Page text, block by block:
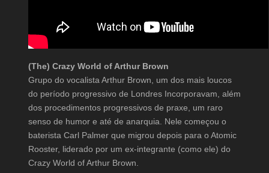
(The) Crazy World of Arthur Brown
Grupo do vocalista Arthur Brown, um dos mais loucos
do período progressivo de Londres Incorporavam, além
dos procedimentos progressivos de praxe, um raro
senso de humor e até de anarquia. Nele começou o
baterista Carl Palmer que migrou depois para o Atomic
Rooster, liderado por um ex-integrante (como ele) do
Crazy World of Arthur Brown.